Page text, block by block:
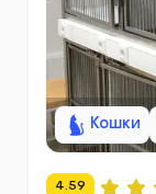
Кошки
4.59